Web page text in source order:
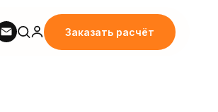
Заказать расчёт